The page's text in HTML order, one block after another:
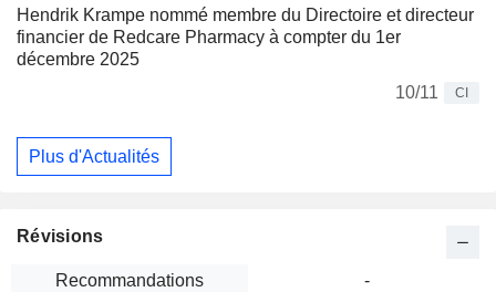
Hendrik Krampe nommé membre du Directoire et directeur
financier de Redcare Pharmacy à compter du 1er
décembre 2025
10/11
CI
Plus d'Actualités
Révisions
Recommandations
-